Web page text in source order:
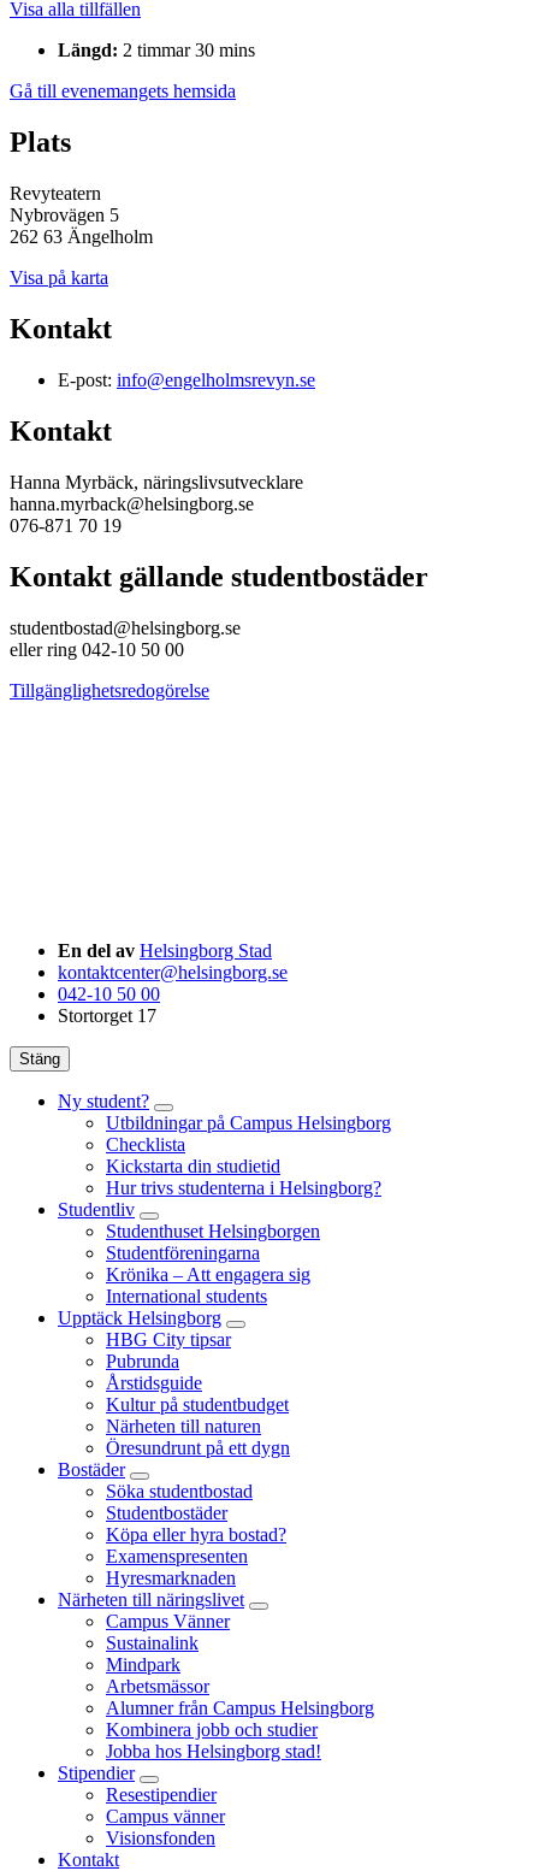
Visa alla tillfällen
Längd: 2 timmar 30 mins
Gå till evenemangets hemsida
Plats
Revyteatern
Nybrovägen 5
262 63 Ängelholm
Visa på karta
Kontakt
E-post: info@engelholmsrevyn.se
Kontakt
Hanna Myrbäck, näringslivsutvecklare
hanna.myrback@helsingborg.se
076-871 70 19
Kontakt gällande studentbostäder
studentbostad@helsingborg.se
eller ring 042-10 50 00
Tillgänglighetsredogörelse
En del av Helsingborg Stad
kontaktcenter@helsingborg.se
042-10 50 00
Stortorget 17
Stäng
Ny student?
Utbildningar på Campus Helsingborg
Checklista
Kickstarta din studietid
Hur trivs studenterna i Helsingborg?
Studentliv
Studenthuset Helsingborgen
Studentföreningarna
Krönika – Att engagera sig
International students
Upptäck Helsingborg
HBG City tipsar
Pubrunda
Årstidsguide
Kultur på studentbudget
Närheten till naturen
Öresundrunt på ett dygn
Bostäder
Söka studentbostad
Studentbostäder
Köpa eller hyra bostad?
Examenspresenten
Hyresmarknaden
Närheten till näringslivet
Campus Vänner
Sustainalink
Mindpark
Arbetsmässor
Alumner från Campus Helsingborg
Kombinera jobb och studier
Jobba hos Helsingborg stad!
Stipendier
Resestipendier
Campus vänner
Visionsfonden
Kontakt